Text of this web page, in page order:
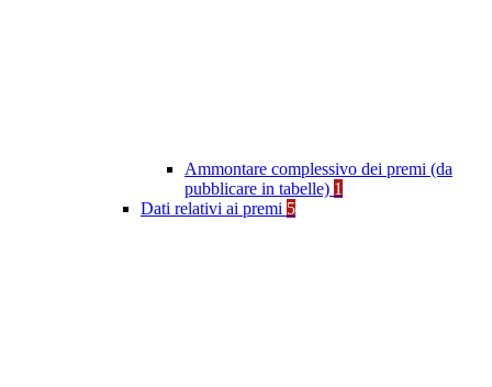
Ammontare complessivo dei premi (da
pubblicare in tabelle) 1
Dati relativi ai premi 5